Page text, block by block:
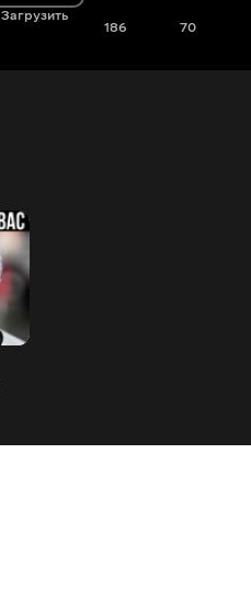
Загрузить
186 70